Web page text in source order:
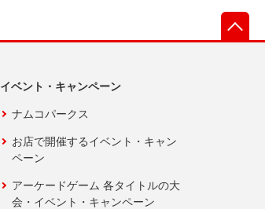
イベント・キャンペーン
ナムコパークス
お店で開催するイベント・キャン
ペーン
アーケードゲーム 各タイトルの大
会・イベント・キャンペーン